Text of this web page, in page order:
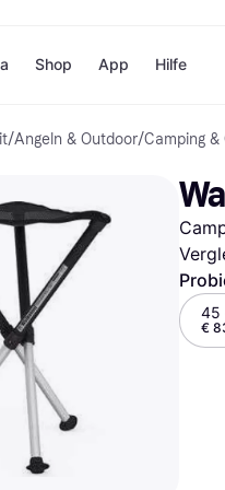
Zahlungsmethoden
Bezahle in 3
Teilzahlungen
Bezahle in bis zu 30
Tagen
Ratenzahlung
Shop
Shops
H&M
Temu
Alle Shops
App Hilfe
/Angeln & Outdoor/Camping &
45
€